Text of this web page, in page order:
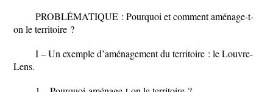
PROBLÉMATIQUE : Pourquoi et comment aménage-t-
on le territoire ?
I –Un exemple d’aménagement du territoire : le Louvre-
Lens.